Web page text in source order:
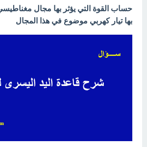
حساب القوة التي يؤثر بها مجال
بها تيار كهربي موضوع في هذا المجال